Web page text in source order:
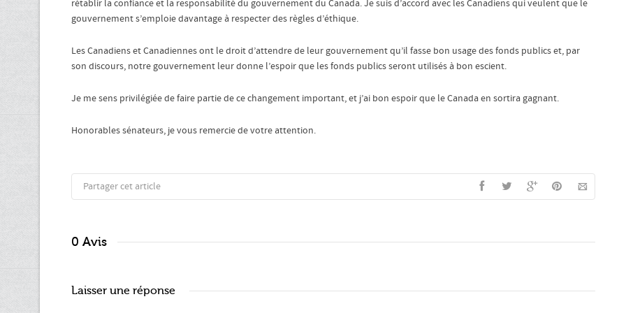
rétablir la confiance et la responsabilité du gouvernement du Canada. Je suis d’accord avec les Canadiens qui veulent que le
gouvernement s’emploie davantage à respecter des règles d’éthique.
Les Canadiens et Canadiennes ont le droit d’attendre de leur gouvernement qu’il fasse bon usage des fonds publics et, par
son discours, notre gouvernement leur donne l’espoir que les fonds publics seront utilisés à bon escient.
Je me sens privilégiée de faire partie de ce changement important, et j’ai bon espoir que le Canada en sortira gagnant.
Honorables sénateurs, je vous remercie de votre attention.
Partager cet article
0 Avis
Laisser une réponse